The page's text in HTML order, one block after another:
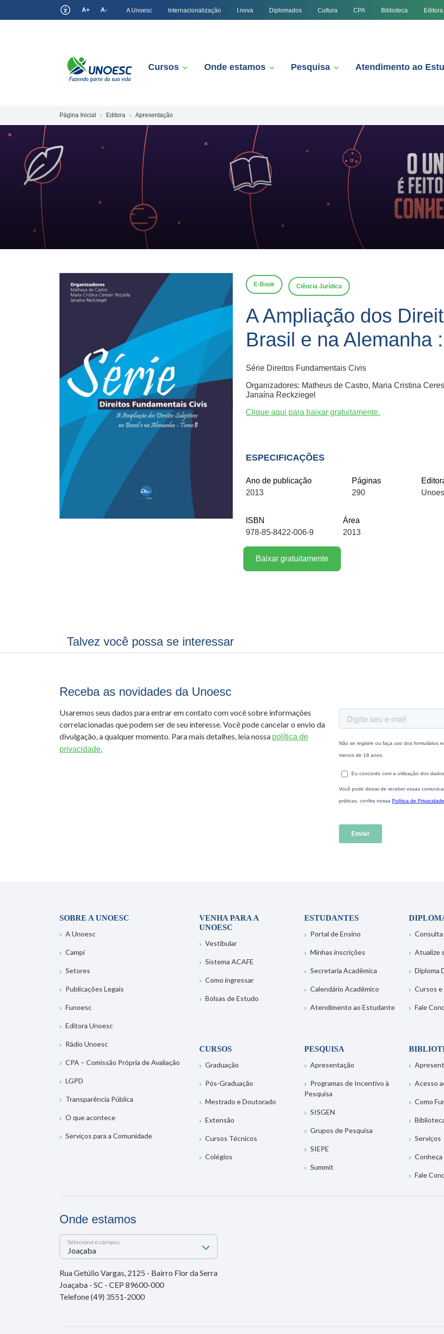
A+ A- A Unoesc Internacionalização I.nova Diplomados Cultura CPA Biblioteca Editora
Cursos Onde estamos Pesquisa Atendimento ao
Página Inicial Editora Apresentação
E-Book Ciência Jurídica
A Ampliação dos
Brasil e na Alemanha
Série Direitos Fundamentais Civis
Organizadores: Matheus de Castro, Maria Cristina
Janaína Reckziegel
Clique aqui para baixar gratuitamente.
ESPECIFICAÇÕES
Ano de publicação
2013
Páginas
290
ISBN
978-85-8422-006-9
Área
2013
Baixar gratuitamente
Talvez você possa se interessar
Receba as novidades da Unoesc
Usaremos seus dados para entrar em contato com você sobre informações
correlacionadas que podem ser de seu interesse. Você pode cancelar o envio da
divulgação, a qualquer momento. Para mais detalhes, leia nossa política de
privacidade.
SOBRE A UNOESC
A Unoesc
Campi
Setores
Publicações Legais
Funoesc
Editora Unoesc
Rádio Unoesc
CPA – Comissão Própria de Avaliação
LGPD
Transparência Pública
O que acontece
Serviços para a Comunidade
VENHA PARA A
UNOESC
Vestibular
Sistema ACAFE
Como ingressar
Bolsas de Estudo
ESTUDANTES
Portal de Ensino
Minhas inscrições
Secretaria Acadêmica
Calendário Acadêmico
Atendimento ao Estudante
Consulta
Atualize
Diploma
Cursos
Fale
CURSOS
Graduação
Pós-Graduação
Mestrado e Doutorado
Extensão
Cursos Técnicos
Colégios
PESQUISA
Apresentação
Programas de Incentivo à
Pesquisa
SISGEN
Grupos de Pesquisa
SIEPE
Summit
Acesso
Como
Serviços
Fale
Onde estamos
Selecione o campus
Rua Getúlio Vargas, 2125 - Bairro Flor da Serra
Joaçaba - SC - CEP 89600-000
Telefone (49) 3551-2000